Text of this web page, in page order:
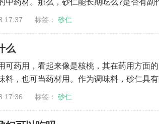
中药材。那么，砂仁能长期吃么?是否有副
17:37 标签： 砂仁
么
可药用，看起来像是核桃，其在药用方面
料，也可当药材用。作为调味料，砂仁具
17:36 标签： 砂仁